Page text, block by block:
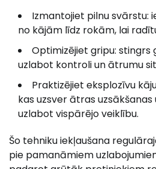
Izmantojiet pilnu svārstu:
no kājām līdz rokām, lai
Optimizējiet gripu: stingrs
uzlabot kontroli un ātrumu
Praktizējiet eksplozīvu
kas uzsver ātras
uzlabot vispārējo veiklību.
Šo tehniku iekļaušana
pie pamanāmiem